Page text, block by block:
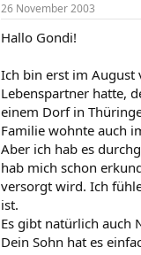
26 November 2003
Hallo Gondi!
Ich bin erst im August
Lebenspartner hatte,
einem Dorf in
Familie wohnte auch
Aber ich hab es
hab mich schon
versorgt wird. Ich
ist.
Es gibt natürlich auch
Dein Sohn hat es